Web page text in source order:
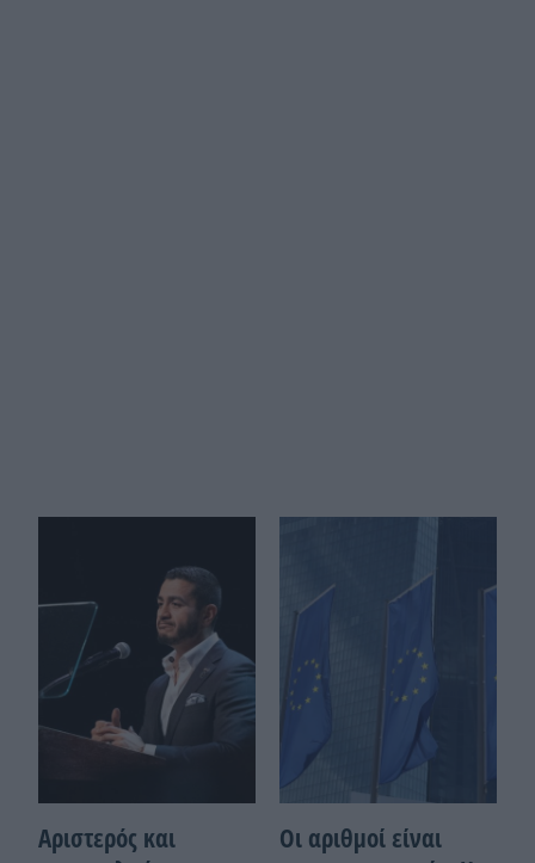
Αριστερός και
Οι αριθμοί είναι